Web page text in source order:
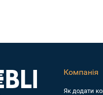
Компанія
Як додати